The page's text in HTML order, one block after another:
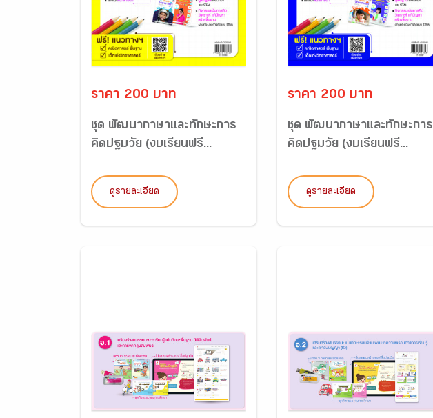
ราคา 200 บาท
ชุด พัฒนาภาษาและทักษะการ
คิดปฐมวัย (งบเรียนฟรี...
ดูรายละเอียด
ราคา 200 บาท
ชุด พัฒนาภาษาและทักษะการ
คิดปฐมวัย (งบเรียนฟรี...
ดูรายละเอียด